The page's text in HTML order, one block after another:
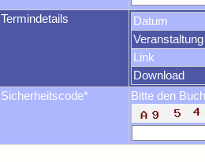
Termindetails Datum
Veranstaltung
Link
Download
Sicherheitscode*
Bitte den